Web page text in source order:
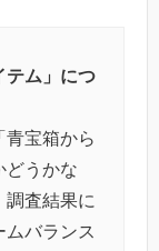
ム」につ
宝箱から
どうかな
調査結果に
ムバランス